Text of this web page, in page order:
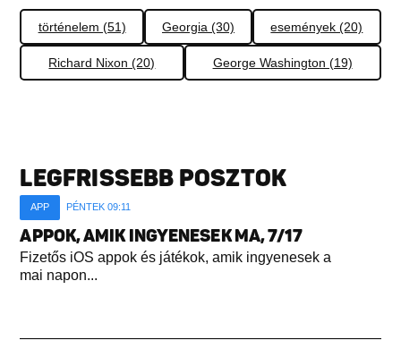
történelem (51) Georgia (30) események (20)
Richard Nixon (20) George Washington (19)
LEGFRISSEBB POSZTOK
APP PÉNTEK 09:11
APPOK, AMIK INGYENESEK MA, 7/17
Fizetős iOS appok és játékok, amik ingyenesek a
mai napon...